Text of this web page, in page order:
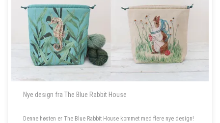
Nye design fra The Blue Rabbit House
Denne høsten er The Blue Rabbit House kommet med flere nye design!